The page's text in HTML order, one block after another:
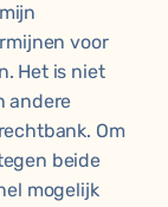
voor
Het is niet
andere
Om
beide
mogelijk